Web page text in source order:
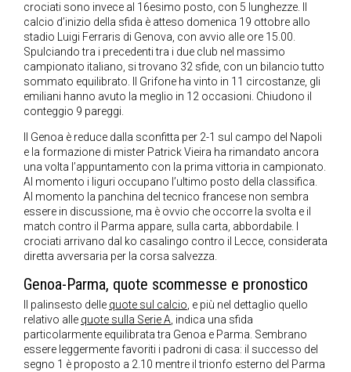
crociati sono invece al 16esimo posto, con 5 lunghezze. Il
calcio d’inizio della sfida è atteso domenica 19 ottobre allo
stadio Luigi Ferraris di Genova, con avvio alle ore 15.00.
Spulciando tra i precedenti tra i due club nel massimo
campionato italiano, si trovano 32 sfide, con un bilancio tutto
sommato equilibrato. Il Grifone ha vinto in 11 circostanze, gli
emiliani hanno avuto la meglio in 12 occasioni. Chiudono il
conteggio 9 pareggi.
Il Genoa è reduce dalla sconfitta per 2-1 sul campo del Napoli
e la formazione di mister Patrick Vieira ha rimandato ancora
una volta l’appuntamento con la prima vittoria in campionato.
Al momento i liguri occupano l’ultimo posto della classifica.
Al momento la panchina del tecnico francese non sembra
essere in discussione, ma è ovvio che occorre la svolta e il
match contro il Parma appare, sulla carta, abbordabile. I
crociati arrivano dal ko casalingo contro il Lecce, considerata
diretta avversaria per la corsa salvezza.
Genoa-Parma, quote scommesse e pronostico
Il palinsesto delle quote sul calcio, e più nel dettaglio quello
relativo alle quote sulla Serie A, indica una sfida
particolarmente equilibrata tra Genoa e Parma. Sembrano
essere leggermente favoriti i padroni di casa: il successo del
segno 1 è proposto a 2.10 mentre il trionfo esterno del Parma